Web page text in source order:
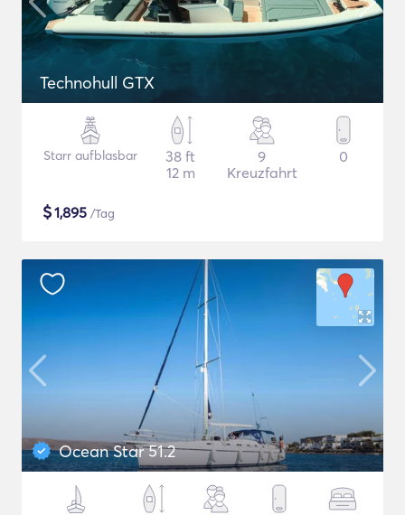
Technohull GTX
Starr aufblasbar
38 ft
12 m
9
Kreuzfahrt
0
$1,895 /Tag
Ocean Star 51.2